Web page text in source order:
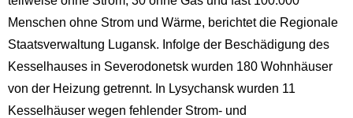
Menschen ohne Strom und Wärme, berichtet die Regionale
Staatsverwaltung Lugansk. Infolge der Beschädigung des
Kesselhauses in Severodonetsk wurden 180 Wohnhäuser
von der Heizung getrennt. In Lysychansk wurden 11
Kesselhäuser wegen fehlender Strom- und